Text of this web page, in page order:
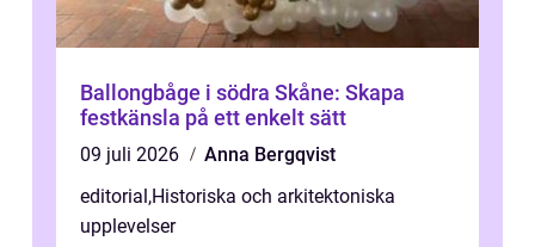
Ballongbåge i södra Skåne: Skapa
festkänsla på ett enkelt sätt
09 juli 2026
Anna Bergqvist
editorial ,Historiska och arkitektoniska
upplevelser